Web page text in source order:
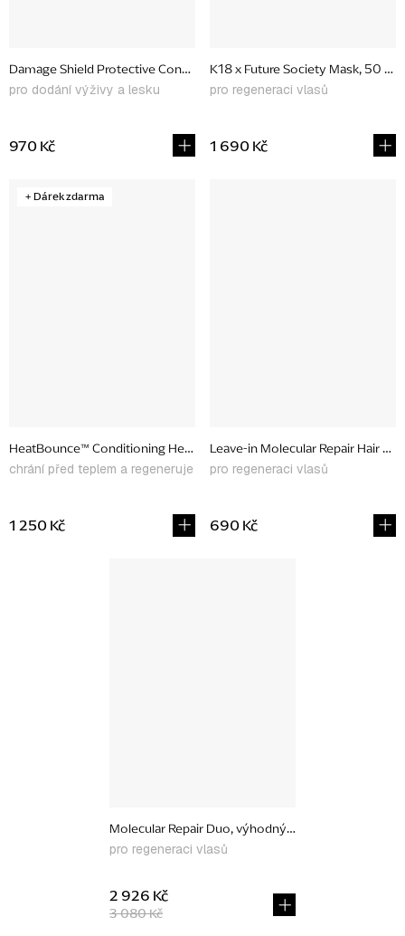
Damage Shield Protective Conditioner, 250 ml
pro dodání výživy a lesku
970 Kč
K18 x Future Society Mask, 50 ml
pro regeneraci vlasů
1 690 Kč
+ Dárek zdarma
HeatBounce™ Conditioning Heat Protectant, 118 ml
chrání před teplem a regeneruje
1 250 Kč
Leave-in Molecular Repair Hair
pro regeneraci vlasů
690 Kč
Molecular Repair Duo, výhodný set
pro regeneraci vlasů
3 080 Kč
2 926 Kč